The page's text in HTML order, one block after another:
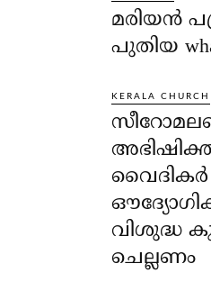
മരിയൻ
പുതിയ
KERALA CHURCH
വിശുദ്ധ
ചെല്ലണം